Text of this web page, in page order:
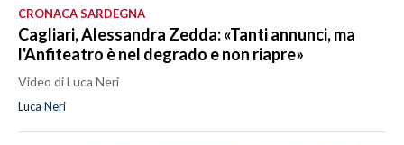
CRONACA SARDEGNA
Cagliari, Alessandra Zedda: «Tanti annunci, ma
l'Anfiteatro è nel degrado e non riapre»
Video di Luca Neri
Luca Neri